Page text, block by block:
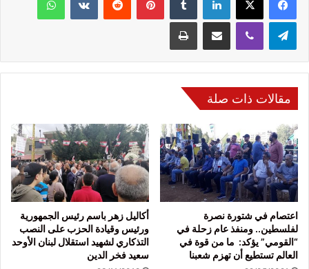
مقالات ذات صلة
اعتصام في شتورة نصرة
لفلسطين.. ومنفذ عام زحلة في
“القومي” يؤكد: ما من قوة في
العالم تستطيع أن تهزم شعبنا
أكاليل زهر باسم رئيس الجمهورية
ورئيس وقيادة الحزب على النصب
التذكاري لشهيد استقلال لبنان الأوحد
سعيد فخر الدين